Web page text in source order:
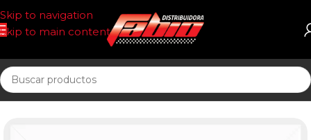
Skip to navigation
Skip to main content
Inicio ECOLOGICOS